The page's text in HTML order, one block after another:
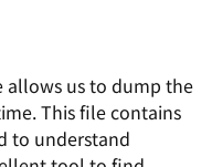
us to dump the
This file contains
to understand